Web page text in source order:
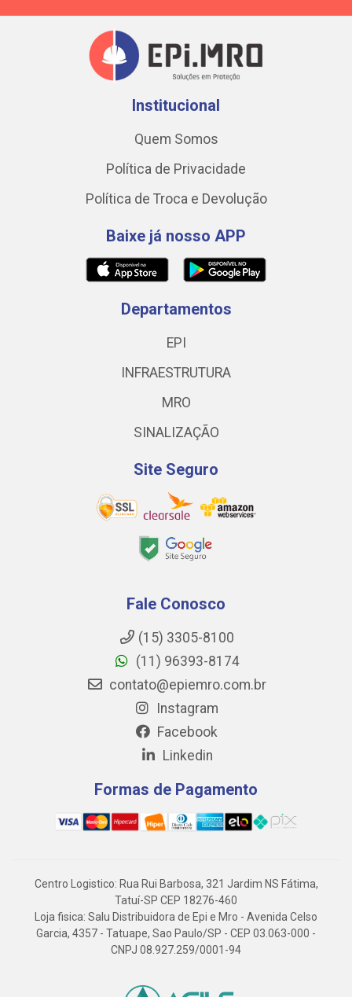
Institucional
Quem Somos
Política de Privacidade
Política de Troca e Devolução
Baixe já nosso APP
Departamentos
EPI
INFRAESTRUTURA
MRO
SINALIZAÇÃO
Site Seguro
Fale Conosco
(15) 3305-8100
(11) 96393-8174
contato@epiemro.com.br
Instagram
Facebook
Linkedin
Formas de Pagamento
Centro Logistico: Rua Rui Barbosa, 321 Jardim NS Fátima,
Tatuí-SP CEP 18276-460
Loja fisica: Salu Distribuidora de Epi e Mro - Avenida Celso
Garcia, 4357 - Tatuape, Sao Paulo/SP - CEP 03.063-000 -
CNPJ 08.927.259/0001-94